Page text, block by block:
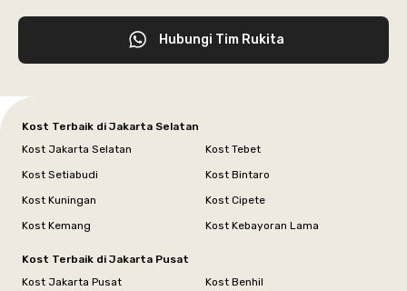
Hubungi Tim Rukita
Kost Terbaik di Jakarta Selatan
Kost Jakarta Selatan
Kost Tebet
Kost Setiabudi
Kost Bintaro
Kost Kuningan
Kost Cipete
Kost Kemang
Kost Kebayoran Lama
Kost Terbaik di Jakarta Pusat
Kost Jakarta Pusat
Kost Benhil